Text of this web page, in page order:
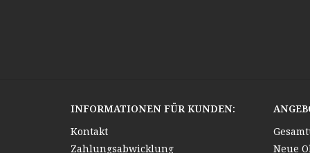
INFORMATIONEN FÜR KUNDEN:
Kontakt
Zahlungsabwicklung
Neue